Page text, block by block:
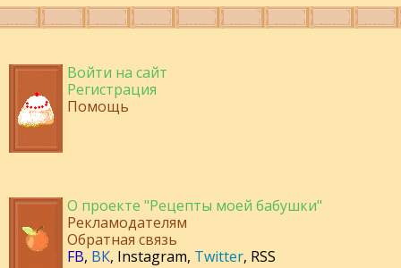
Войти на сайт
Регистрация
Помощь
О проекте "Рецепты моей бабушки"
Рекламодателям
Обратная связь
FB, ВК, Instagram, Twitter, RSS